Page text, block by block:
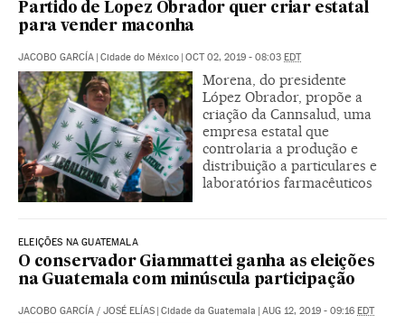
Partido de Lopez Obrador quer criar estatal
para vender maconha
JACOBO GARCÍA Cidade do México OCT 02, 2019 - 08:03 EDT
Morena, do presidente
López Obrador, propõe a
criação da Cannsalud, uma
empresa estatal que
controlaria a produção e
distribuição a particulares e
laboratórios farmacêuticos
ELEIÇÕES NA GUATEMALA
O conservador Giammattei ganha as eleições
na Guatemala com minúscula participação
JACOBO GARCÍA / JOSÉ ELÍAS Cidade da Guatemala AUG 12, 2019 - 09:16 EDT